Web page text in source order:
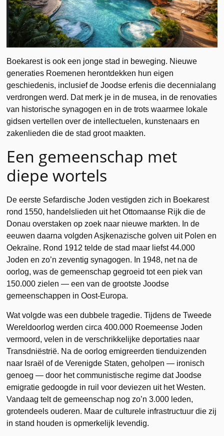
Boekarest is ook een jonge stad in beweging. Nieuwe
generaties Roemenen herontdekken hun eigen
geschiedenis, inclusief de Joodse erfenis die decennialang
verdrongen werd. Dat merk je in de musea, in de renovaties
van historische synagogen en in de trots waarmee lokale
gidsen vertellen over de intellectuelen, kunstenaars en
zakenlieden die de stad groot maakten.
Een gemeenschap met
diepe wortels
De eerste Sefardische Joden vestigden zich in Boekarest
rond 1550, handelslieden uit het Ottomaanse Rijk die de
Donau overstaken op zoek naar nieuwe markten. In de
eeuwen daarna volgden Asjkenazische golven uit Polen en
Oekraïne. Rond 1912 telde de stad maar liefst 44.000
Joden en zo’n zeventig synagogen. In 1948, net na de
oorlog, was de gemeenschap gegroeid tot een piek van
150.000 zielen — een van de grootste Joodse
gemeenschappen in Oost-Europa.
Wat volgde was een dubbele tragedie. Tijdens de Tweede
Wereldoorlog werden circa 400.000 Roemeense Joden
vermoord, velen in de verschrikkelijke deportaties naar
Transdniëstrië. Na de oorlog emigreerden tienduizenden
naar Israël of de Verenigde Staten, geholpen — ironisch
genoeg — door het communistische regime dat Joodse
emigratie gedoogde in ruil voor deviezen uit het Westen.
Vandaag telt de gemeenschap nog zo’n 3.000 leden,
grotendeels ouderen. Maar de culturele infrastructuur die zij
in stand houden is opmerkelijk levendig.